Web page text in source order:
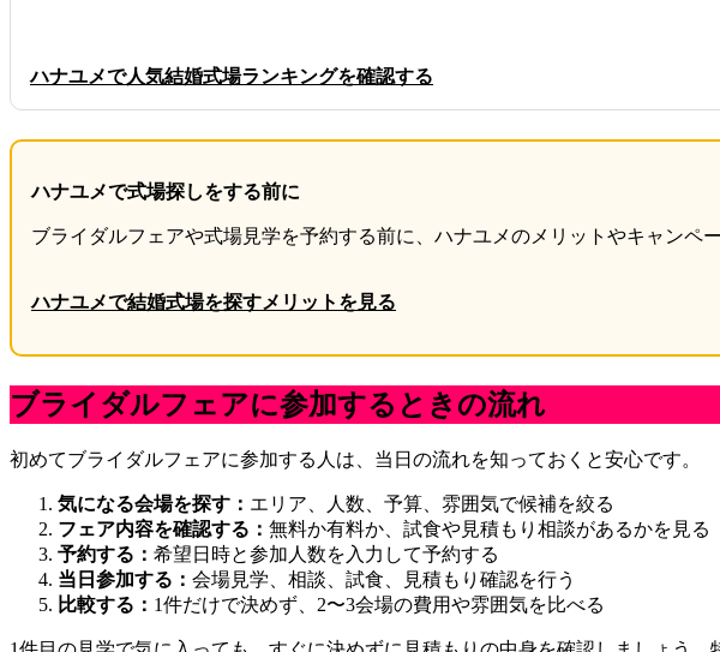
ハナユメで人気結婚式場ランキングを確認する
ハナユメで式場探しをする前に
ブライダルフェアや式場見学を予約する前に、ハナユメのメリットやキャンペ
ハナユメで結婚式場を探すメリットを見る
ブライダルフェアに参加するときの流れ
初めてブライダルフェアに参加する人は、当日の流れを知っておくと安心です。
気になる会場を探す： エリア、人数、予算、雰囲気で候補を絞る
フェア内容を確認する： 無料か有料か、試食や見積もり相談があるかを見る
予約する： 希望日時と参加人数を入力して予約する
当日参加する： 会場見学、相談、試食、見積もり確認を行う
比較する： 1件だけで決めず、2〜3会場の費用や雰囲気を比べる